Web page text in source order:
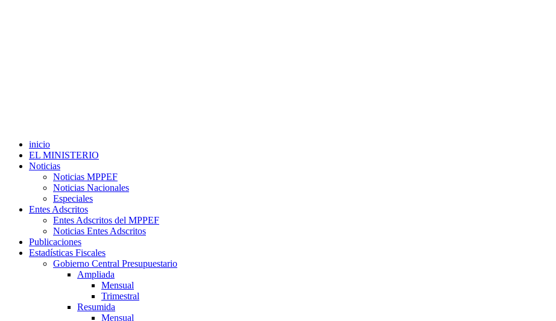
inicio
EL MINISTERIO
Noticias
Noticias MPPEF
Noticias Nacionales
Especiales
Entes Adscritos
Entes Adscritos del MPPEF
Noticias Entes Adscritos
Publicaciones
Estadísticas Fiscales
Gobierno Central Presupuestario
Ampliada
Mensual
Trimestral
Resumida
Mensual